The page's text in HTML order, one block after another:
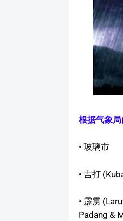
根据气象
• 玻璃市
• 吉打
• 霹雳
Padang &